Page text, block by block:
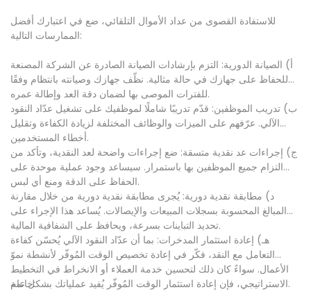
للاستفادة القصوى من عداد الأموال التلقائي، ضع في اعتبارك أفضل
الممارسات التالية:
أ) الصيانة الدورية: التزم بإرشادات الصيانة الصادرة عن الشركة المصنعة
للحفاظ على جهازك في حالة مثالية. نظّف جهازك وصيانته بانتظام وفقًا
للفترات الموصى بها لضمان دقة العد وإطالة عمره.
ب) تدريب الموظفين: قدّم تدريبًا شاملًا لموظفيك على تشغيل عدّاد النقود
الآلي. عرّفهم على الميزات والوظائف المختلفة لزيادة الكفاءة وتقليل
أخطاء المستخدمين.
ج) إجراءات عد نقدية متسقة: ضع إجراءات واضحة لعد النقدية، وتأكد من
التزام جميع الموظفين بها باستمرار. سيساعد وجود عملية موحدة على
الحفاظ على الدقة ومنع أي لبس.
د) مطابقة نقدية دورية: يُجرى مطابقة نقدية دورية من خلال مقارنة
المبالغ المحسوبة بسجلات المبيعات والإيصالات. يُساعد هذا الإجراء على
تحديد التباينات بسرعة، ويحافظ على الشفافية المالية.
هـ) إعادة استثمار المدخرات: بما أن عدّاد النقود الآلي يُحسّن كفاءة
التعامل مع النقد، فكّر في إعادة تخصيص الوقت المُوفّر لأنشطة نموّ
الأعمال. سواءً كان ذلك لتحسين خدمة العملاء أو الانخراط في التخطيط
الاستراتيجي، فإن إعادة استثمار الوقت المُوفّر يُفيد عملياتك بشكل عام.
خاتمة: